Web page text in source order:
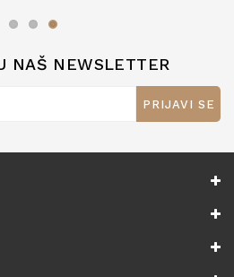
NAŠ NEWSLETTER
PRIJAVI SE